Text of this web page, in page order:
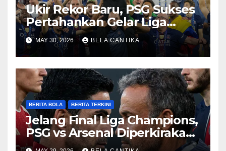
Ukir Rekor Baru, PSG Sukses
Pertahankan Gelar Liga
Champions
MAY 30, 2026 BELA CANTIKA
BERITA BOLA BERITA TERKINI
Jelang Final Liga Champions,
PSG vs Arsenal Diperkirakan
Sengit